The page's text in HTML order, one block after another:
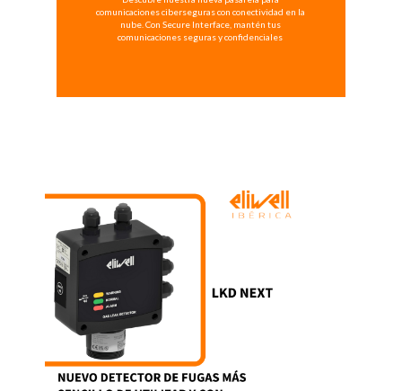
comunicaciones ciberseguras con conectividad en la
nube. Con Secure Interface, mantén tus
comunicaciones seguras y confidenciales